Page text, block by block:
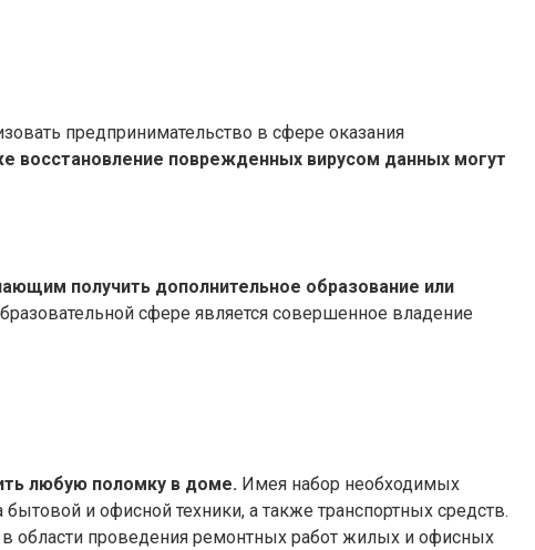
предпринимательство в сфере оказания
восстановление поврежденных вирусом данных могут
получить дополнительное образование или
сфере является совершенное владение
любую поломку в доме. Имея набор необходимых
и офисной техники, а также транспортных средств.
области проведения ремонтных работ жилых и офисных